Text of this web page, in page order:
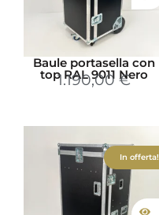
Baule portasella con
top RAL 9011 Nero
1.190,00 €
In offerta!